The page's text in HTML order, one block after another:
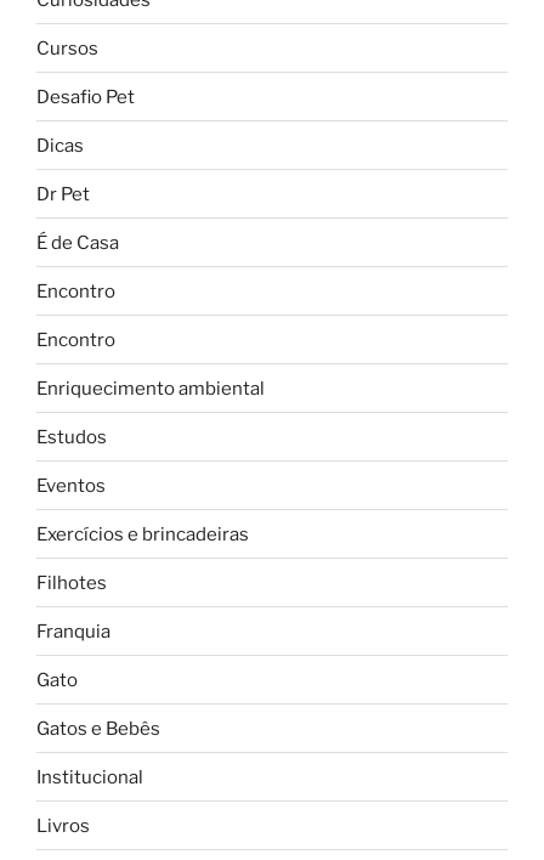
Cursos
Desafio Pet
Dicas
Dr Pet
É de Casa
Encontro
Encontro
Enriquecimento ambiental
Estudos
Eventos
Exercícios e brincadeiras
Filhotes
Franquia
Gato
Gatos e Bebês
Institucional
Livros